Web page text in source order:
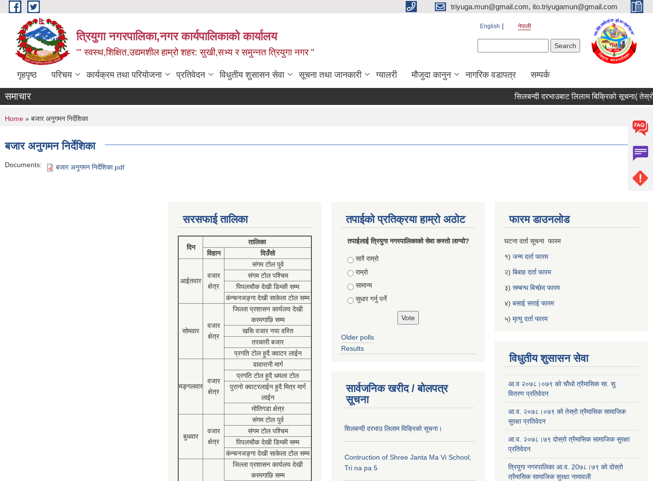
Skip to main content triyuga.mun@gmail.com, ito.triyugamun@gmail.com
त्रियुगा नगरपालिका,नगर कार्यपालिकाको कार्यालय
'" स्वस्थ,शिक्षित,उद्यमशील हाम्रो शहर: सुखी,सभ्य र समुन्नत त्रियुगा नगर "
English नेपाली
गृहपृष्ठ परिचय कार्यक्रम तथा परियोजना प्रतिवेदन विधुतीय शुसासन सेवा सूचना तथा जानकारी ग्यालरी मौजुदा कानुन नागरिक वडापत्र सम्पर्क
समाचार सिलबन्दी दरभाउबाट लिलाम बिक्रिको सूचना( तेस्रो
You are here
Home » बजार अनुगमन निर्देशिका
बजार अनुगमन निर्देशिका
Documents: बजार अनुगमन निर्देशिका.pdf
सरसफाई तालिका
दिन
तालिका
विहान
दिउँसो
आईतवार
वजार
क्षेत्र
संगम टोल पुर्व
संगम टोल पश्चिम
पिपलचौक देखी डिम्की सम्म
कंन्चनजङ्गा देखी साकेला टोल सम्म
सोमवार
वजार
क्षेत्र
जिल्ला प्रशासन कार्यलय देखी
करमगाछि सम्म
खसि वजार नया वस्ति
तरकारी बजार
प्रगति टोल हुदै क्वाटर लाईन
मङ्गलवार
वजार
क्षेत्र
वावारानी मार्ग
प्रगति टोल हुदै धमला टोल
पुरानो क्वाटरलाईन हुदै मित्र मार्ग
लाईन
मोतिगडा क्षेत्र
बुधवार
वजार
क्षेत्र
संगम टोल पुर्व
संगम टोल पश्चिम
पिपलचौक देखी डिम्की सम्म
कंन्चनजङ्गा देखी साकेला टोल सम्म
जिल्ला प्रशासन कार्यलय देखी
करमगाछि सम्म
तपाईको प्रतिक्रया हाम्रो अठोट
तपाईलाई त्रियुगा नगरपालिकाको सेवा कस्तो लाग्यो?
Choices
सारै राम्रो
राम्रो
सामान्य
सुधार गर्नु पर्ने
Older polls
Results
सार्वजनिक खरीद / बोलपत्र
सूचना
शिलबन्दी दरभाउ लिलाम विक्रिको सूचना।
Contruction of Shree Janta Ma Vi School,
Tri na pa 5
फारम डाउनलोड
घटना दर्ता सूचना फारम
१) जन्म दर्ता फारम
२) बिबाह दर्ता फारम
३) सम्बन्ध बिच्छेद फारम
४) बसाई सराई फारम
५) मृत्यु दर्ता फारम
विधुतीय शुसासन सेवा
आ.व २०७८।०७९ को चौथो त्रैमासिक सा. सु.
वितरण प्रतिवेदन
आ.व. २०७८।०७९ को तेस्रो त्रैमासिक सामाजिक
सुरक्षा प्रतिवेदन
आ.व. २०७८।७९ दोस्रो त्रैमासिक सामाजिक सुरक्षा
प्रतिवेदन
त्रियुगा नगरपालिका आ.व. 20७८।७९ को दोस्रो
त्रैमासिक सामाजिक सुरक्षा नामावली